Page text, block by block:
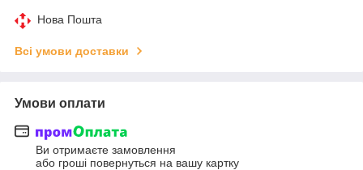
Нова Пошта
Всі умови доставки
Умови оплати
Ви отримаєте замовлення
або гроші повернуться на вашу картку